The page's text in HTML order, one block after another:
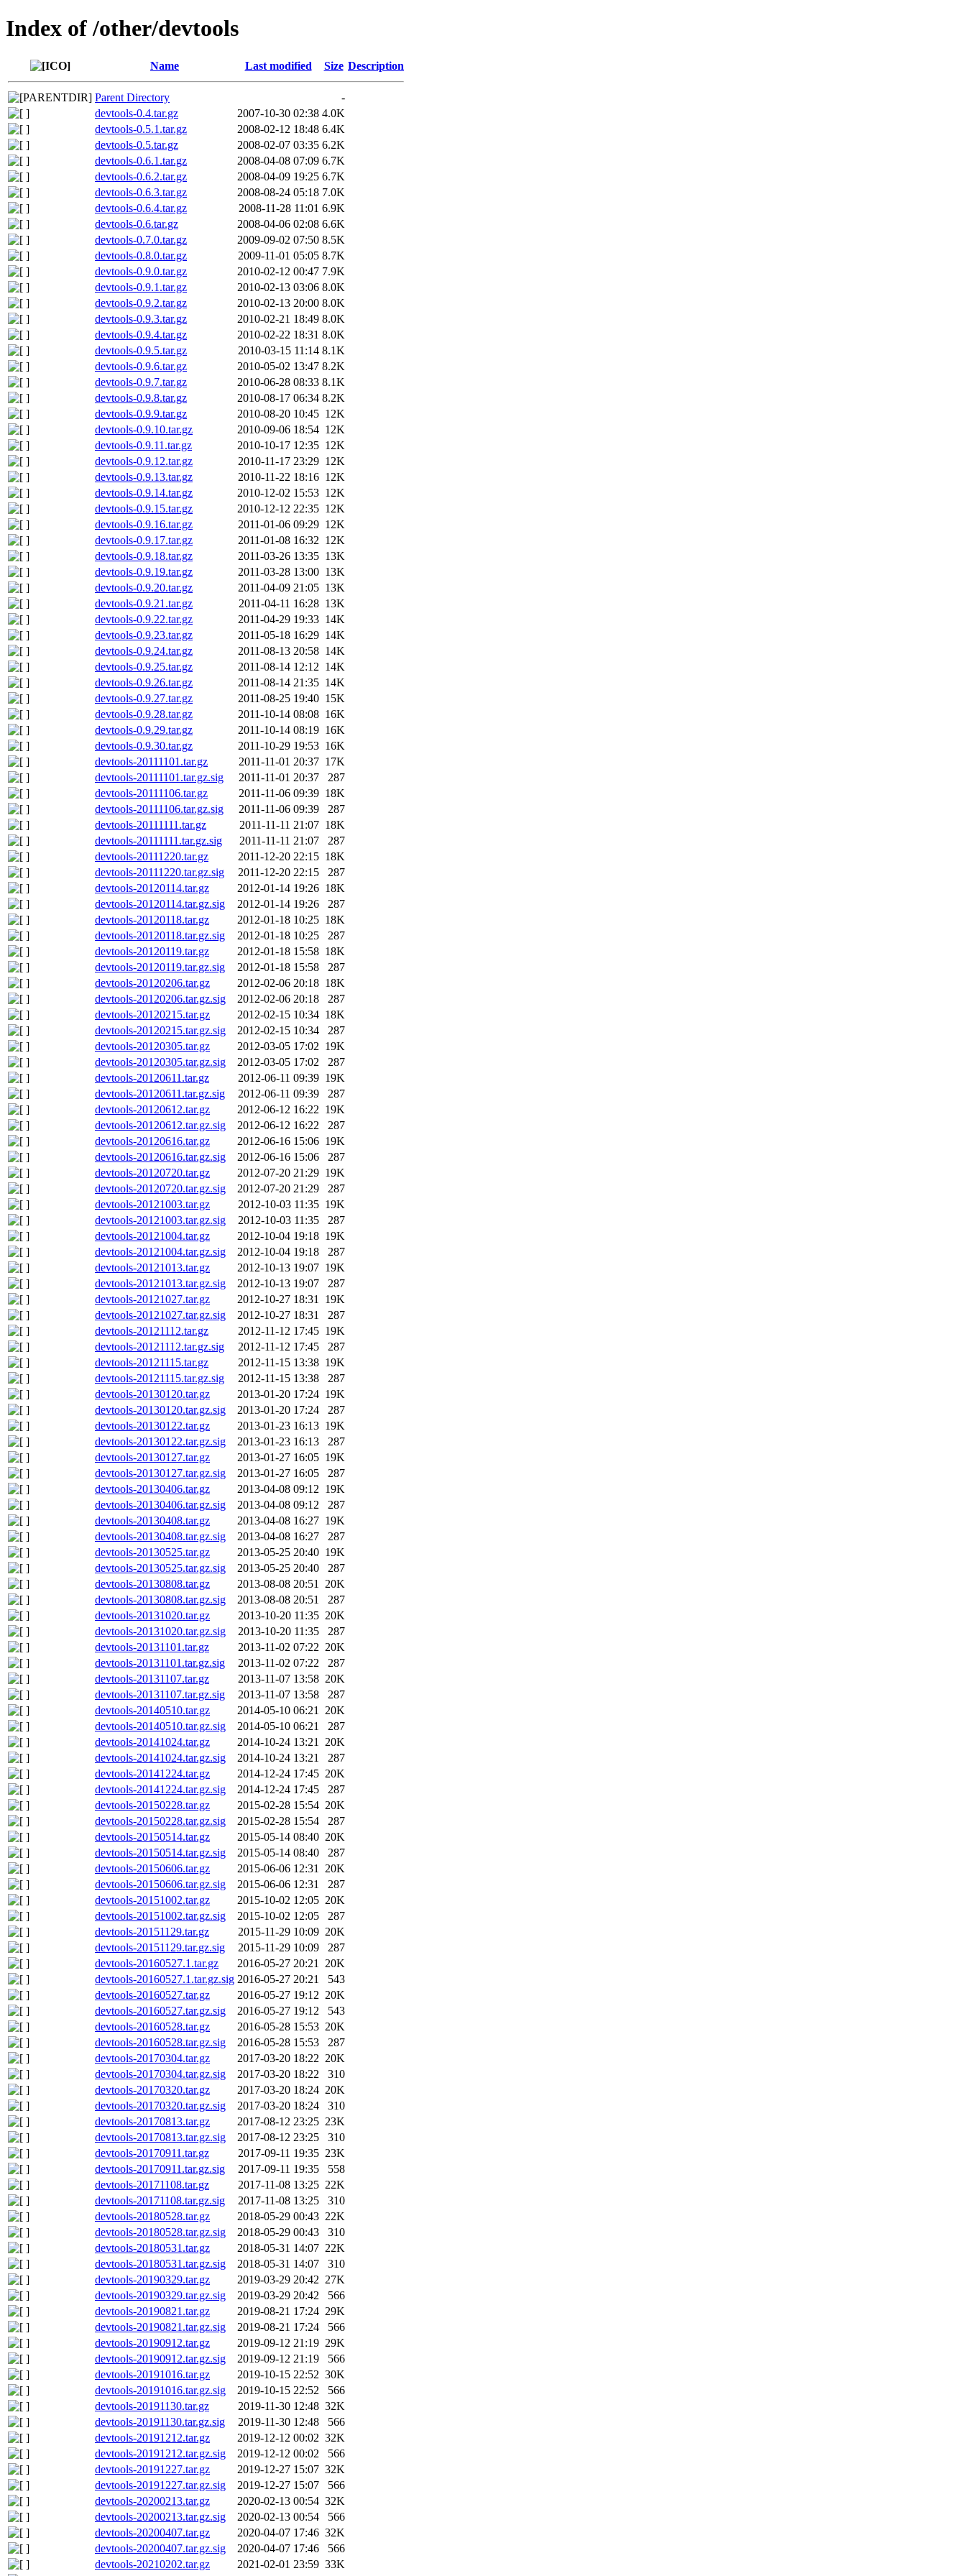
Index of /other/devtools
Name Last modified Size Description
Parent Directory
-
devtools-0.4.tar.gz
2007-10-30 02:38 4.0K
devtools-0.5.1.tar.gz
2008-02-12 18:48 6.4K
devtools-0.5.tar.gz
2008-02-07 03:35 6.2K
devtools-0.6.1.tar.gz
2008-04-08 07:09 6.7K
devtools-0.6.2.tar.gz
2008-04-09 19:25 6.7K
devtools-0.6.3.tar.gz
2008-08-24 05:18 7.0K
devtools-0.6.4.tar.gz
2008-11-28 11:01 6.9K
devtools-0.6.tar.gz
2008-04-06 02:08 6.6K
devtools-0.7.0.tar.gz
2009-09-02 07:50 8.5K
devtools-0.8.0.tar.gz
2009-11-01 05:05 8.7K
devtools-0.9.0.tar.gz
2010-02-12 00:47 7.9K
devtools-0.9.1.tar.gz
2010-02-13 03:06 8.0K
devtools-0.9.2.tar.gz
2010-02-13 20:00 8.0K
devtools-0.9.3.tar.gz
2010-02-21 18:49 8.0K
devtools-0.9.4.tar.gz
2010-02-22 18:31 8.0K
devtools-0.9.5.tar.gz
2010-03-15 11:14 8.1K
devtools-0.9.6.tar.gz
2010-05-02 13:47 8.2K
devtools-0.9.7.tar.gz
2010-06-28 08:33 8.1K
devtools-0.9.8.tar.gz
2010-08-17 06:34 8.2K
devtools-0.9.9.tar.gz
2010-08-20 10:45 12K
devtools-0.9.10.tar.gz
2010-09-06 18:54 12K
devtools-0.9.11.tar.gz
2010-10-17 12:35 12K
devtools-0.9.12.tar.gz
2010-11-17 23:29 12K
devtools-0.9.13.tar.gz
2010-11-22 18:16 12K
devtools-0.9.14.tar.gz
2010-12-02 15:53 12K
devtools-0.9.15.tar.gz
2010-12-12 22:35 12K
devtools-0.9.16.tar.gz
2011-01-06 09:29 12K
devtools-0.9.17.tar.gz
2011-01-08 16:32 12K
devtools-0.9.18.tar.gz
2011-03-26 13:35 13K
devtools-0.9.19.tar.gz
2011-03-28 13:00 13K
devtools-0.9.20.tar.gz
2011-04-09 21:05 13K
devtools-0.9.21.tar.gz
2011-04-11 16:28 13K
devtools-0.9.22.tar.gz
2011-04-29 19:33 14K
devtools-0.9.23.tar.gz
2011-05-18 16:29 14K
devtools-0.9.24.tar.gz
2011-08-13 20:58 14K
devtools-0.9.25.tar.gz
2011-08-14 12:12 14K
devtools-0.9.26.tar.gz
2011-08-14 21:35 14K
devtools-0.9.27.tar.gz
2011-08-25 19:40 15K
devtools-0.9.28.tar.gz
2011-10-14 08:08 16K
devtools-0.9.29.tar.gz
2011-10-14 08:19 16K
devtools-0.9.30.tar.gz
2011-10-29 19:53 16K
devtools-20111101.tar.gz
2011-11-01 20:37 17K
devtools-20111101.tar.gz.sig
2011-11-01 20:37
287
devtools-20111106.tar.gz
2011-11-06 09:39 18K
devtools-20111106.tar.gz.sig
2011-11-06 09:39
287
devtools-20111111.tar.gz
2011-11-11 21:07 18K
devtools-20111111.tar.gz.sig
2011-11-11 21:07
287
devtools-20111220.tar.gz
2011-12-20 22:15 18K
devtools-20111220.tar.gz.sig
2011-12-20 22:15
287
devtools-20120114.tar.gz
2012-01-14 19:26 18K
devtools-20120114.tar.gz.sig
2012-01-14 19:26
287
devtools-20120118.tar.gz
2012-01-18 10:25 18K
devtools-20120118.tar.gz.sig
2012-01-18 10:25
287
devtools-20120119.tar.gz
2012-01-18 15:58 18K
devtools-20120119.tar.gz.sig
2012-01-18 15:58
287
devtools-20120206.tar.gz
2012-02-06 20:18 18K
devtools-20120206.tar.gz.sig
2012-02-06 20:18
287
devtools-20120215.tar.gz
2012-02-15 10:34 18K
devtools-20120215.tar.gz.sig
2012-02-15 10:34
287
devtools-20120305.tar.gz
2012-03-05 17:02 19K
devtools-20120305.tar.gz.sig
2012-03-05 17:02
287
devtools-20120611.tar.gz
2012-06-11 09:39 19K
devtools-20120611.tar.gz.sig
2012-06-11 09:39
287
devtools-20120612.tar.gz
2012-06-12 16:22 19K
devtools-20120612.tar.gz.sig
2012-06-12 16:22
287
devtools-20120616.tar.gz
2012-06-16 15:06 19K
devtools-20120616.tar.gz.sig
2012-06-16 15:06
287
devtools-20120720.tar.gz
2012-07-20 21:29 19K
devtools-20120720.tar.gz.sig
2012-07-20 21:29
287
devtools-20121003.tar.gz
2012-10-03 11:35 19K
devtools-20121003.tar.gz.sig
2012-10-03 11:35
287
devtools-20121004.tar.gz
2012-10-04 19:18 19K
devtools-20121004.tar.gz.sig
2012-10-04 19:18
287
devtools-20121013.tar.gz
2012-10-13 19:07 19K
devtools-20121013.tar.gz.sig
2012-10-13 19:07
287
devtools-20121027.tar.gz
2012-10-27 18:31
19K
devtools-20121027.tar.gz.sig
2012-10-27 18:31
287
devtools-20121112.tar.gz
2012-11-12 17:45 19K
devtools-20121112.tar.gz.sig
2012-11-12 17:45
287
devtools-20121115.tar.gz
2012-11-15 13:38 19K
devtools-20121115.tar.gz.sig
2012-11-15 13:38
287
devtools-20130120.tar.gz
2013-01-20 17:24 19K
devtools-20130120.tar.gz.sig
2013-01-20 17:24
287
devtools-20130122.tar.gz
2013-01-23 16:13 19K
devtools-20130122.tar.gz.sig
2013-01-23 16:13
287
devtools-20130127.tar.gz
2013-01-27 16:05 19K
devtools-20130127.tar.gz.sig
2013-01-27 16:05
287
devtools-20130406.tar.gz
2013-04-08 09:12 19K
devtools-20130406.tar.gz.sig
2013-04-08 09:12
287
devtools-20130408.tar.gz
2013-04-08 16:27 19K
devtools-20130408.tar.gz.sig
2013-04-08 16:27
287
devtools-20130525.tar.gz
2013-05-25 20:40 19K
devtools-20130525.tar.gz.sig
2013-05-25 20:40
287
devtools-20130808.tar.gz
2013-08-08 20:51
20K
devtools-20130808.tar.gz.sig
2013-08-08 20:51
287
devtools-20131020.tar.gz
2013-10-20 11:35 20K
devtools-20131020.tar.gz.sig
2013-10-20 11:35
287
devtools-20131101.tar.gz
2013-11-02 07:22 20K
devtools-20131101.tar.gz.sig
2013-11-02 07:22
287
devtools-20131107.tar.gz
2013-11-07 13:58 20K
devtools-20131107.tar.gz.sig
2013-11-07 13:58
287
devtools-20140510.tar.gz
2014-05-10 06:21
20K
devtools-20140510.tar.gz.sig
2014-05-10 06:21
287
devtools-20141024.tar.gz
2014-10-24 13:21
20K
devtools-20141024.tar.gz.sig
2014-10-24 13:21
287
devtools-20141224.tar.gz
2014-12-24 17:45 20K
devtools-20141224.tar.gz.sig
2014-12-24 17:45
287
devtools-20150228.tar.gz
2015-02-28 15:54 20K
devtools-20150228.tar.gz.sig
2015-02-28 15:54
287
devtools-20150514.tar.gz
2015-05-14 08:40 20K
devtools-20150514.tar.gz.sig
2015-05-14 08:40
287
devtools-20150606.tar.gz
2015-06-06 12:31
20K
devtools-20150606.tar.gz.sig
2015-06-06 12:31
287
devtools-20151002.tar.gz
2015-10-02 12:05 20K
devtools-20151002.tar.gz.sig
2015-10-02 12:05
287
devtools-20151129.tar.gz
2015-11-29 10:09 20K
devtools-20151129.tar.gz.sig
2015-11-29 10:09
287
devtools-20160527.1.tar.gz
2016-05-27 20:21
20K
devtools-20160527.1.tar.gz.sig 2016-05-27 20:21
543
devtools-20160527.tar.gz
2016-05-27 19:12 20K
devtools-20160527.tar.gz.sig
2016-05-27 19:12
543
devtools-20160528.tar.gz
2016-05-28 15:53 20K
devtools-20160528.tar.gz.sig
2016-05-28 15:53
287
devtools-20170304.tar.gz
2017-03-20 18:22 20K
devtools-20170304.tar.gz.sig
2017-03-20 18:22
310
devtools-20170320.tar.gz
2017-03-20 18:24 20K
devtools-20170320.tar.gz.sig
2017-03-20 18:24
310
devtools-20170813.tar.gz
2017-08-12 23:25 23K
devtools-20170813.tar.gz.sig
2017-08-12 23:25
310
devtools-20170911.tar.gz
2017-09-11 19:35 23K
devtools-20170911.tar.gz.sig
2017-09-11 19:35
558
devtools-20171108.tar.gz
2017-11-08 13:25 22K
devtools-20171108.tar.gz.sig
2017-11-08 13:25
310
devtools-20180528.tar.gz
2018-05-29 00:43 22K
devtools-20180528.tar.gz.sig
2018-05-29 00:43
310
devtools-20180531.tar.gz
2018-05-31 14:07 22K
devtools-20180531.tar.gz.sig
2018-05-31 14:07
310
devtools-20190329.tar.gz
2019-03-29 20:42 27K
devtools-20190329.tar.gz.sig
2019-03-29 20:42
566
devtools-20190821.tar.gz
2019-08-21 17:24 29K
devtools-20190821.tar.gz.sig
2019-08-21 17:24
566
devtools-20190912.tar.gz
2019-09-12 21:19 29K
devtools-20190912.tar.gz.sig
2019-09-12 21:19
566
devtools-20191016.tar.gz
2019-10-15 22:52 30K
devtools-20191016.tar.gz.sig
2019-10-15 22:52
566
devtools-20191130.tar.gz
2019-11-30 12:48 32K
devtools-20191130.tar.gz.sig
2019-11-30 12:48
566
devtools-20191212.tar.gz
2019-12-12 00:02 32K
devtools-20191212.tar.gz.sig
2019-12-12 00:02
566
devtools-20191227.tar.gz
2019-12-27 15:07 32K
devtools-20191227.tar.gz.sig
2019-12-27 15:07
566
devtools-20200213.tar.gz
2020-02-13 00:54 32K
devtools-20200213.tar.gz.sig
2020-02-13 00:54
566
devtools-20200407.tar.gz
2020-04-07 17:46 32K
devtools-20200407.tar.gz.sig
2020-04-07 17:46
566
devtools-20210202.tar.gz
2021-02-01 23:59 33K